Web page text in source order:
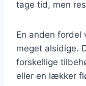
tage tid, men
En anden
meget alsidige.
forskellige
eller en lækker